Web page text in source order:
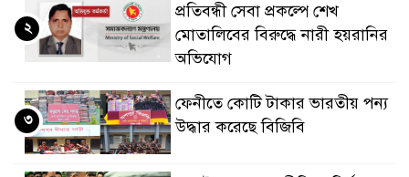
প্রতিবন্ধী সেবা প্রকল্পে শেখ
মোতালিবের বিরুদ্ধে নারী হয়রানির
অভিযোগ
২
ফেনীতে কোটি টাকার ভারতীয় পন্য
উদ্ধার করেছে বিজিবি
৩